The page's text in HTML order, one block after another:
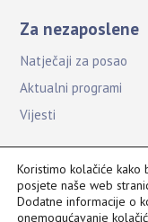
Za nezaposlene
Natječaji za posao
Aktualni programi
Vijesti
Koristimo kolačiće
posjete naše web
Dodatne informacije o
onemogućavanje